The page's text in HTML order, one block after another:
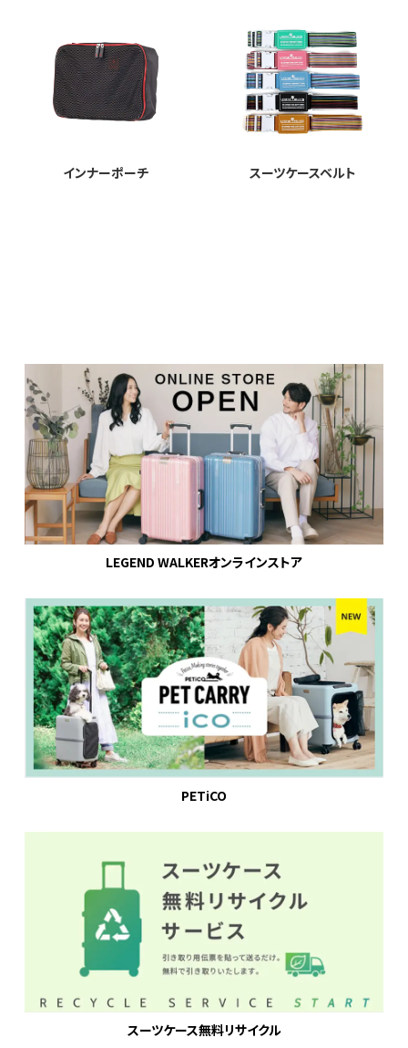
インナーポーチ スーツケースベルト
LEGEND WALKERオンラインストア
PETiCO
スーツケース無料リサイクル